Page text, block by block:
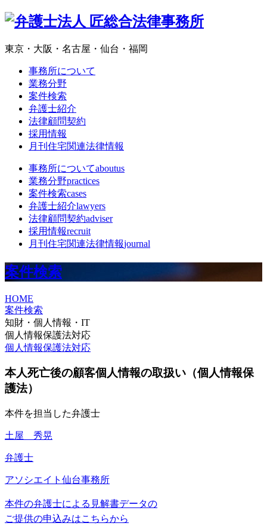
東京・大阪・名古屋・仙台・福岡
事務所について
業務分野
案件検索
弁護士紹介
法律顧問契約
採用情報
月刊住宅関連法律情報
事務所についてaboutus
業務分野practices
案件検索cases
弁護士紹介lawyers
法律顧問契約adviser
採用情報recruit
月刊住宅関連法律情報journal
案件検索
HOME
案件検索
知財・個人情報・IT
個人情報保護法対応
個人情報保護法対応
本人死亡後の顧客個人情報の取扱い（個人情報保
護法）
本件を担当した弁護士
土屋 秀晃
弁護士
アソシエイト 仙台事務所
本件の弁護士による見解書データの
ご提供の申込みはこちらから